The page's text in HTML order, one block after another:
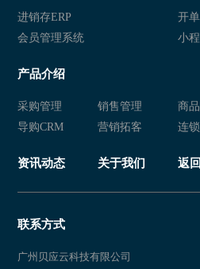
服装行业会员系统
服装会员系统
服装连锁店会员系统
服装连锁店会员管理系统
进销存ERP
开
会员管理系统
小
产品介绍
采购管理 销售管理 商
导购CRM
营销拓客 连
资讯动态 关于我们 返
联系方式
广州贝应云科技有限公司